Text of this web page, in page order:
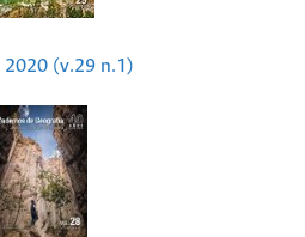
2020 (v.29 n.1)